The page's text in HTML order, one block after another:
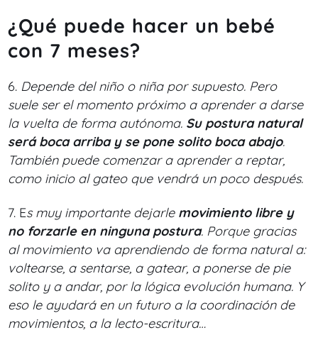
¿Qué puede hacer un bebé
con 7 meses?
6. Depende del niño o niña por supuesto. Pero
suele ser el momento próximo a aprender a darse
la vuelta de forma autónoma. Su postura natural
será boca arriba y se pone solito boca abajo.
También puede comenzar a aprender a reptar,
como inicio al gateo que vendrá un poco después.
7. Es muy importante dejarle movimiento libre y
no forzarle en ninguna postura. Porque gracias
al movimiento va aprendiendo de forma natural a:
voltearse, a sentarse, a gatear, a ponerse de pie
solito y a andar, por la lógica evolución humana. Y
eso le ayudará en un futuro a la coordinación de
movimientos, a la lecto-escritura…